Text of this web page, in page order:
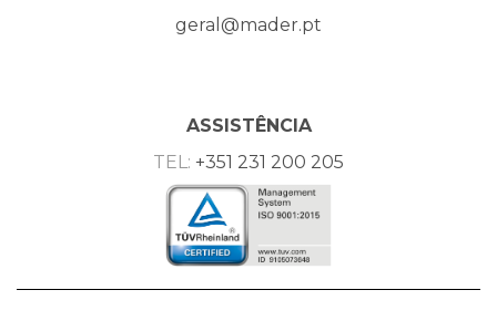
geral@mader.pt
ASSISTÊNCIA
TEL: +351 231 200 205